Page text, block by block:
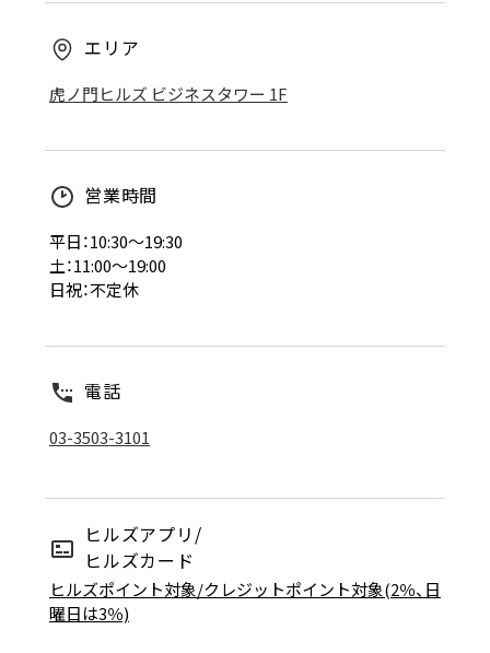
エリア
虎ノ門ヒルズ ビジネスタワー 1F
営業時間
平日：10:30～19:30
土：11:00～19:00
日祝：不定休
電話
03-3503-3101
ヒルズアプリ/
ヒルズカード
ヒルズポイント対象/クレジットポイント対象(2％、日
曜日は3％)